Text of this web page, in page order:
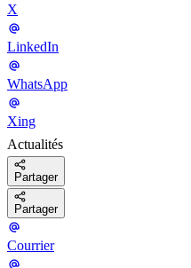
X
LinkedIn
WhatsApp
Xing
Actualités
Partager
Partager
Courrier